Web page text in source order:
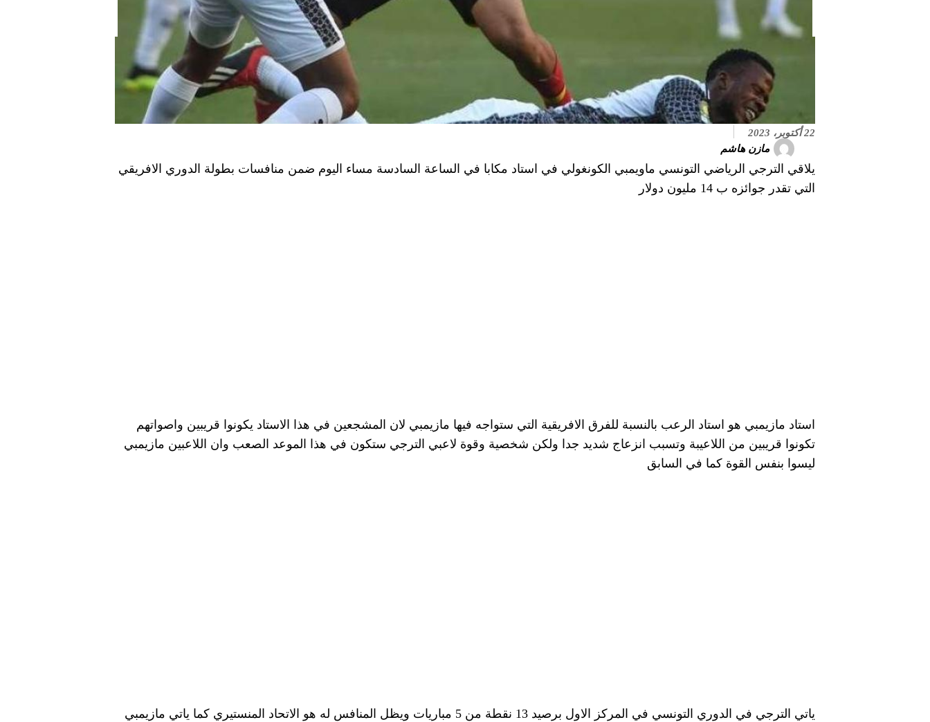
22 أكتوبر، 2023
مازن هاشم
يلاقي الترجي الرياضي التونسي ماويمبي الكونغولي في استاد مكابا في الساعة السادسة مساء اليوم ضمن منافسات بطولة الدوري الافريقي
التي تقدر جوائزه ب 14 مليون دولار
استاد مازيمبي هو استاد الرعب بالنسبة للفرق الافريقية التي ستواجه فيها مازيمبي لان المشجعين في هذا الاستاد يكونوا قريبين واصواتهم
تكونوا قريبين من اللاعيبة وتسبب انزعاج شديد جدا ولكن شخصية وقوة لاعبي الترجي ستكون في هذا الموعد الصعب وان اللاعبين مازيمبي
ليسوا بنفس القوة كما في السابق
ياتي الترجي في الدوري التونسي في المركز الاول برصيد 13 نقطة من 5 مباريات ويظل المنافس له هو الاتحاد المنستيري كما ياتي مازيمبي